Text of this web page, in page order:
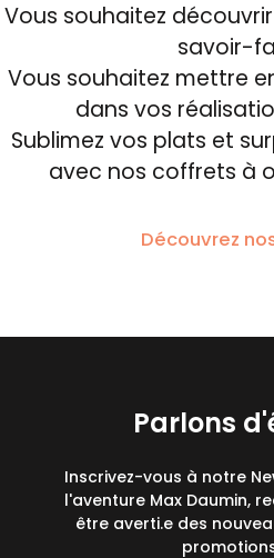
Vous souhaitez
savoir-
Vous souhaitez mettre
dans vos
Sublimez vos plats et
avec nos coffrets à
Découvrez
Parlons
Inscrivez-vous à notre
l'aventure Max Daumin,
être averti.e des